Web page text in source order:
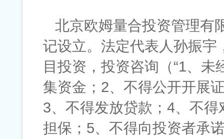
北京欧姆量合投资管理有
记设立。法定代表人孙振
目投资，投资咨询（“1、
集资金；2、不得公开开展
3、不得发放贷款；4、不
担保；5、不得向投资者承